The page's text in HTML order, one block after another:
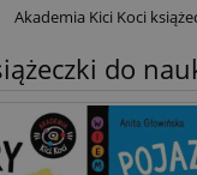
Akademia Kici Koci
do